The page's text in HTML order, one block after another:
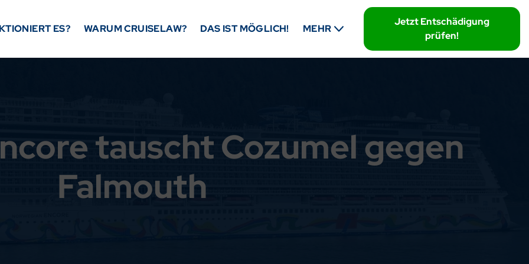
ES? WARUM CRUISELAW? DAS IST MÖGLICH! MEHR
Jetzt Entschädigung
prüfen!
tauscht Cozumel gegen
Falmouth